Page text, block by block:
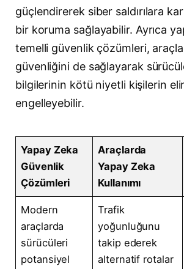
güçlendirerek siber saldırılara
bir koruma sağlayabilir. Ayrıca
temelli güvenlik çözümleri,
güvenliğini de sağlayarak
bilgilerinin kötü niyetli kişilerin
engelleyebilir.
Yapay Zeka
Güvenlik
Çözümleri
Araçlarda
Yapay Zeka
Kullanımı
Modern
araçlarda
sürücüleri
potansiyel
Trafik
yoğunluğunu
takip ederek
alternatif rotalar